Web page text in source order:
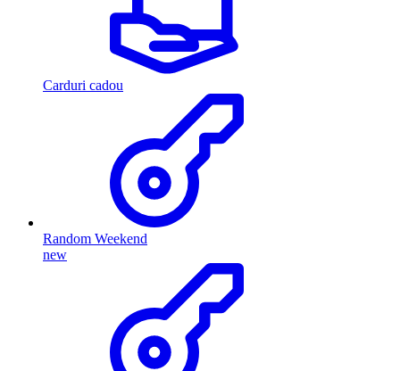
Carduri cadou
Random Weekend
new